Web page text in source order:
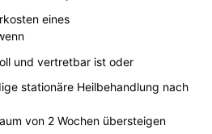
eines
und vertretbar ist oder
stationäre Heilbehandlung nach
von 2 Wochen übersteigen